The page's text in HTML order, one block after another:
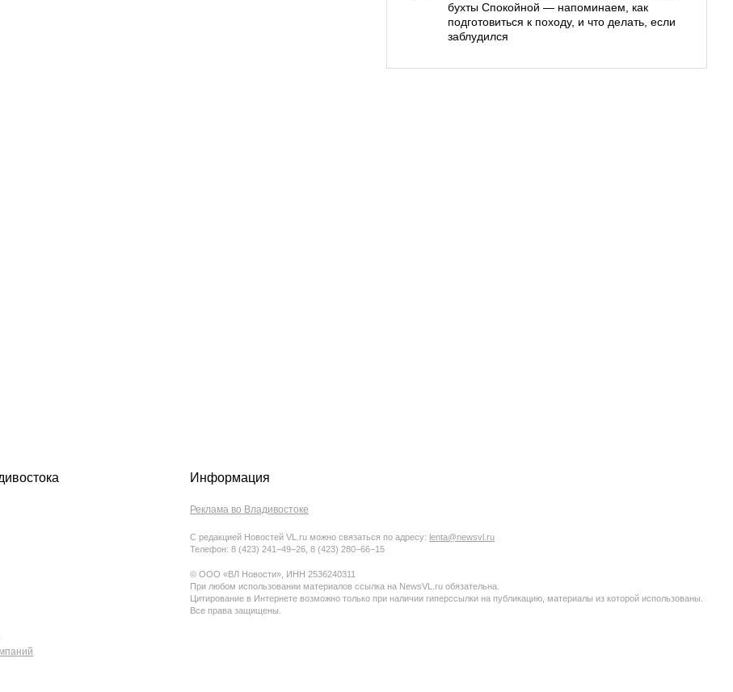
бухты Спокойной — напоминаем, как
подготовиться к походу, и что делать, если
заблудился
Информация
Реклама во Владивостоке
С редакцией Новостей VL.ru можно связаться по адресу: lenta@newsvl.ru
Телефон: 8 (423) 241−49−26, 8 (423) 280−66−15
© ООО «ВЛ Новости», ИНН 2536240311
При любом использовании материалов ссылка на NewsVL.ru обязательна.
Цитирование в Интернете возможно только при наличии гиперссылки на публикацию, материалы из которой использованы.
Все права защищены.